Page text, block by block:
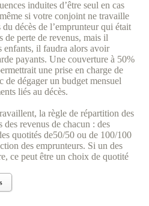
induites d’être seul en cas
si votre conjoint ne travaille
décès de l’emprunteur qui était
de perte de revenus, mais il
enfants, il faudra alors avoir
payants. Une couverture à 50%
une prise en charge de
de dégager un budget mensuel
liés au décès.
la règle de répartition des
des revenus de chacun : des
quotités de50/50 ou de 100/100
des emprunteurs. Si un des
ce peut être un choix de quotité